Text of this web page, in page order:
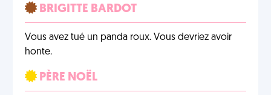
BRIGITTE BARDOT
Vous avez tué un panda roux. Vous devriez avoir
honte.
PÈRE NOËL